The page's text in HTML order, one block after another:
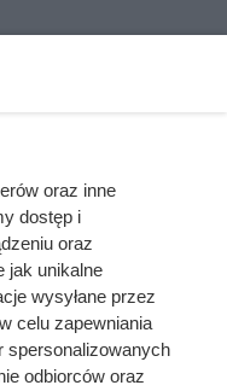
reagować
oraz inne
dostęp i
oraz
jak unikalne
wysyłane przez
celu zapewniania
spersonalizowanych
odbiorców oraz